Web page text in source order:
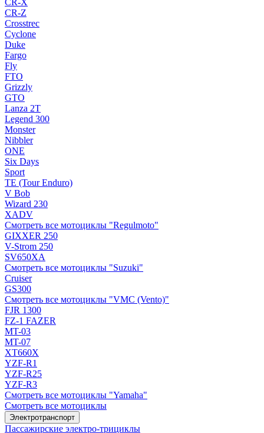
CR-X
CR-Z
Crosstrec
Cyclone
Duke
Fargo
Fly
FTO
Grizzly
GTO
Lanza 2T
Legend 300
Monster
Nibbler
ONE
Six Days
Sport
TE (Tour Enduro)
V Bob
Wizard 230
XADV
Смотреть все мотоциклы "Regulmoto"
GIXXER 250
V-Strom 250
SV650XA
Смотреть все мотоциклы "Suzuki"
Cruiser
GS300
Смотреть все мотоциклы "VMC (Vento)"
FJR 1300
FZ-1 FAZER
MT-03
MT-07
XT660X
YZF-R1
YZF-R25
YZF-R3
Смотреть все мотоциклы "Yamaha"
Смотреть все мотоциклы
Электротранспорт
Пассажирские электро‑трициклы